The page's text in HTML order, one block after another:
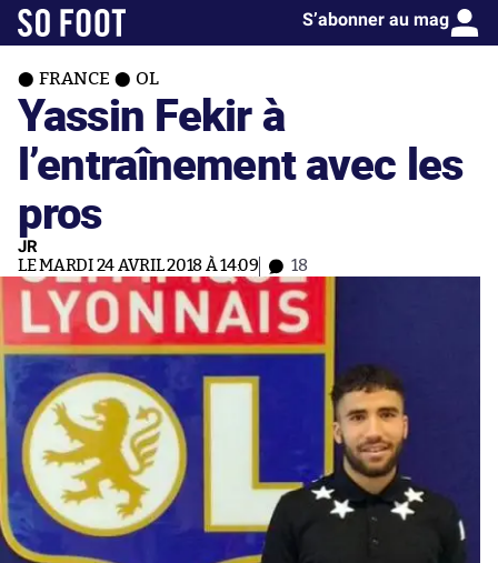
S’abonner au mag
FRANCE OL
Yassin Fekir à
l’entraînement avec les
pros
JR
LE MARDI 24 AVRIL 2018 À 14:09 18